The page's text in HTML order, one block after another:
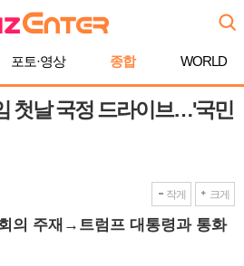
포토·영상 종합 WORLD
첫날 국정 드라이브…'국민
작게 크게
의 주재→트럼프 대통령과 통화